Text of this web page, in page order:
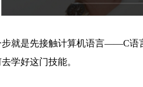
是先接触计算机语言——C语
学好这门技能。